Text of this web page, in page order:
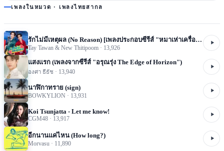
เพลงในหมวด · เพลงไทยสากล
รักไม่มีเหตุผล (No Reason) [เพลงประกอบซีรีส์ "หมาเห่าเครื่องบิน A Dog And A Plane"]
Tay Tawan & New Thitipoom · 13,926
แสงแรก (เพลงจากซีรีส์ "อรุณรุ่ง The Edge of Horizon")
องศา ธีธัช · 13,940
นาฬิกาทราย (sign)
BOWKYLION · 13,931
Koi Tsunjatta - Let me know!
CGM48 · 13,917
อีกนานแค่ไหน (How long?)
Morvasu · 11,890